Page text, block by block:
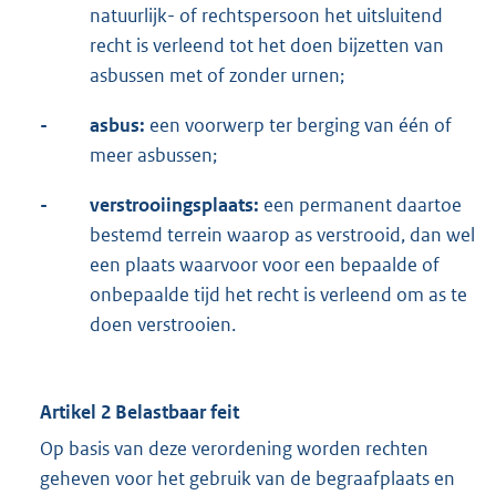
natuurlijk- of rechtspersoon het uitsluitend
recht is verleend tot het doen bijzetten van
asbussen met of zonder urnen;
- asbus: een voorwerp ter berging van één of
meer asbussen;
- verstrooiingsplaats: een permanent daartoe
bestemd terrein waarop as verstrooid, dan wel
een plaats waarvoor voor een bepaalde of
onbepaalde tijd het recht is verleend om as te
doen verstrooien.
Artikel 2 Belastbaar feit
Op basis van deze verordening worden rechten
geheven voor het gebruik van de begraafplaats en